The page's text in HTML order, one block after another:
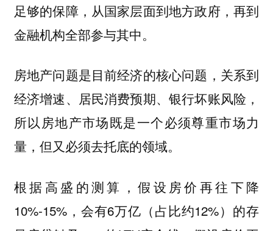
足够的保障，从国家层面到地方政府，再到
金融机构全部参与其中。
房地产问题是目前经济的核心问题 ，关系到
经济增速、居民消费预期、银行坏账风险，
所以房地产市场既是一个必须尊重市场力
量，但又必须去托底的领域。
根据高盛的测算，假设房价再往下降
10%-15%，会有6万亿（占比约12%）的存